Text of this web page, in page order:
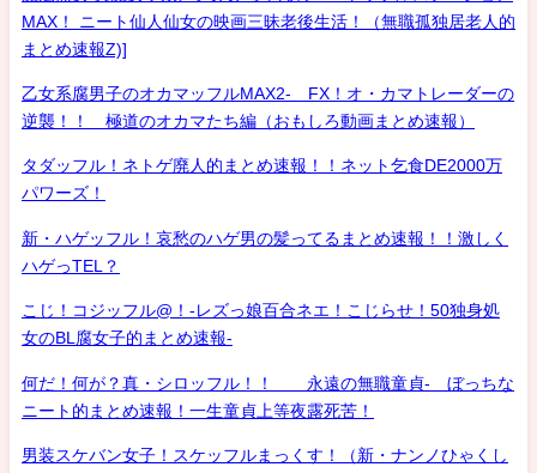
MAX！ ニート仙人仙女の映画三昧老後生活！（無職孤独居老人的
まとめ速報Z)]
乙女系腐男子のオカマッフルMAX2- FX！オ・カマトレーダーの
逆襲！！ 極道のオカマたち編（おもしろ動画まとめ速報）
タダッフル！ネトゲ廃人的まとめ速報！！ネット乞食DE2000万
パワーズ！
新・ハゲッフル！哀愁のハゲ男の髪ってるまとめ速報！！激しく
ハゲっTEL？
こじ！コジッフル@！-レズっ娘百合ネエ！こじらせ！50独身処
女のBL腐女子的まとめ速報-
何だ！何が？真・シロッフル！！ 永遠の無職童貞- ぼっちな
ニート的まとめ速報！一生童貞上等夜露死苦！
男装スケバン女子！スケッフルまっくす！（新・ナンノひゃくし